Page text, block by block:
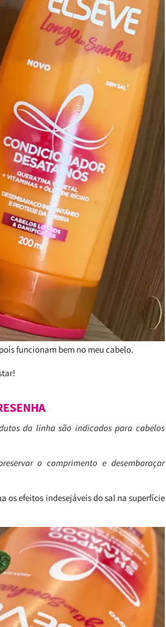
funcionam bem no meu cabelo.
da linha são indicados para cabelos
o comprimento e desembaraçar
os efeitos indesejáveis do sal na superfície